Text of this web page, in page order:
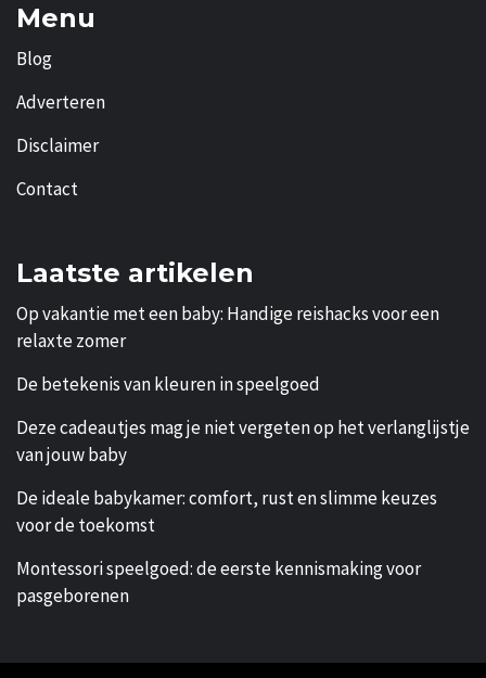
Menu
Blog
Adverteren
Disclaimer
Contact
Laatste artikelen
Op vakantie met een baby: Handige reishacks voor een
relaxte zomer
De betekenis van kleuren in speelgoed
Deze cadeautjes mag je niet vergeten op het verlanglijstje
van jouw baby
De ideale babykamer: comfort, rust en slimme keuzes
voor de toekomst
Montessori speelgoed: de eerste kennismaking voor
pasgeborenen